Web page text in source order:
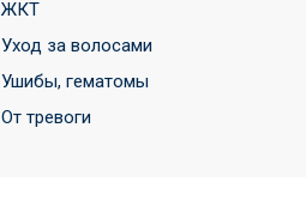
ЖКТ
Уход за волосами
Ушибы, гематомы
От тревоги